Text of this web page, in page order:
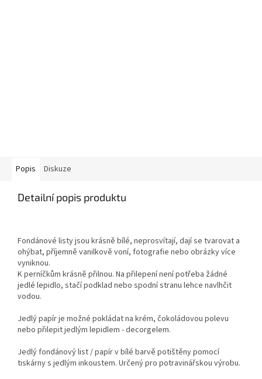
Popis Diskuze
Detailní popis produktu
Fondánové listy jsou krásně bílé, neprosvítají, dají se tvarovat a
ohýbat, příjemně vanilkově voní, fotografie nebo obrázky více
vyniknou.
K perníčkům krásně přilnou. Na přilepení není potřeba žádné
jedlé lepidlo, stačí podklad nebo spodní stranu lehce navlhčit
vodou.
Jedlý papír je možné pokládat na krém, čokoládovou polevu
nebo přilepit jedlým lepidlem - decorgelem.
Jedlý fondánový list / papír v bílé barvě potištěny pomocí
tiskárny s jedlým inkoustem. Určený pro potravinářskou výrobu.